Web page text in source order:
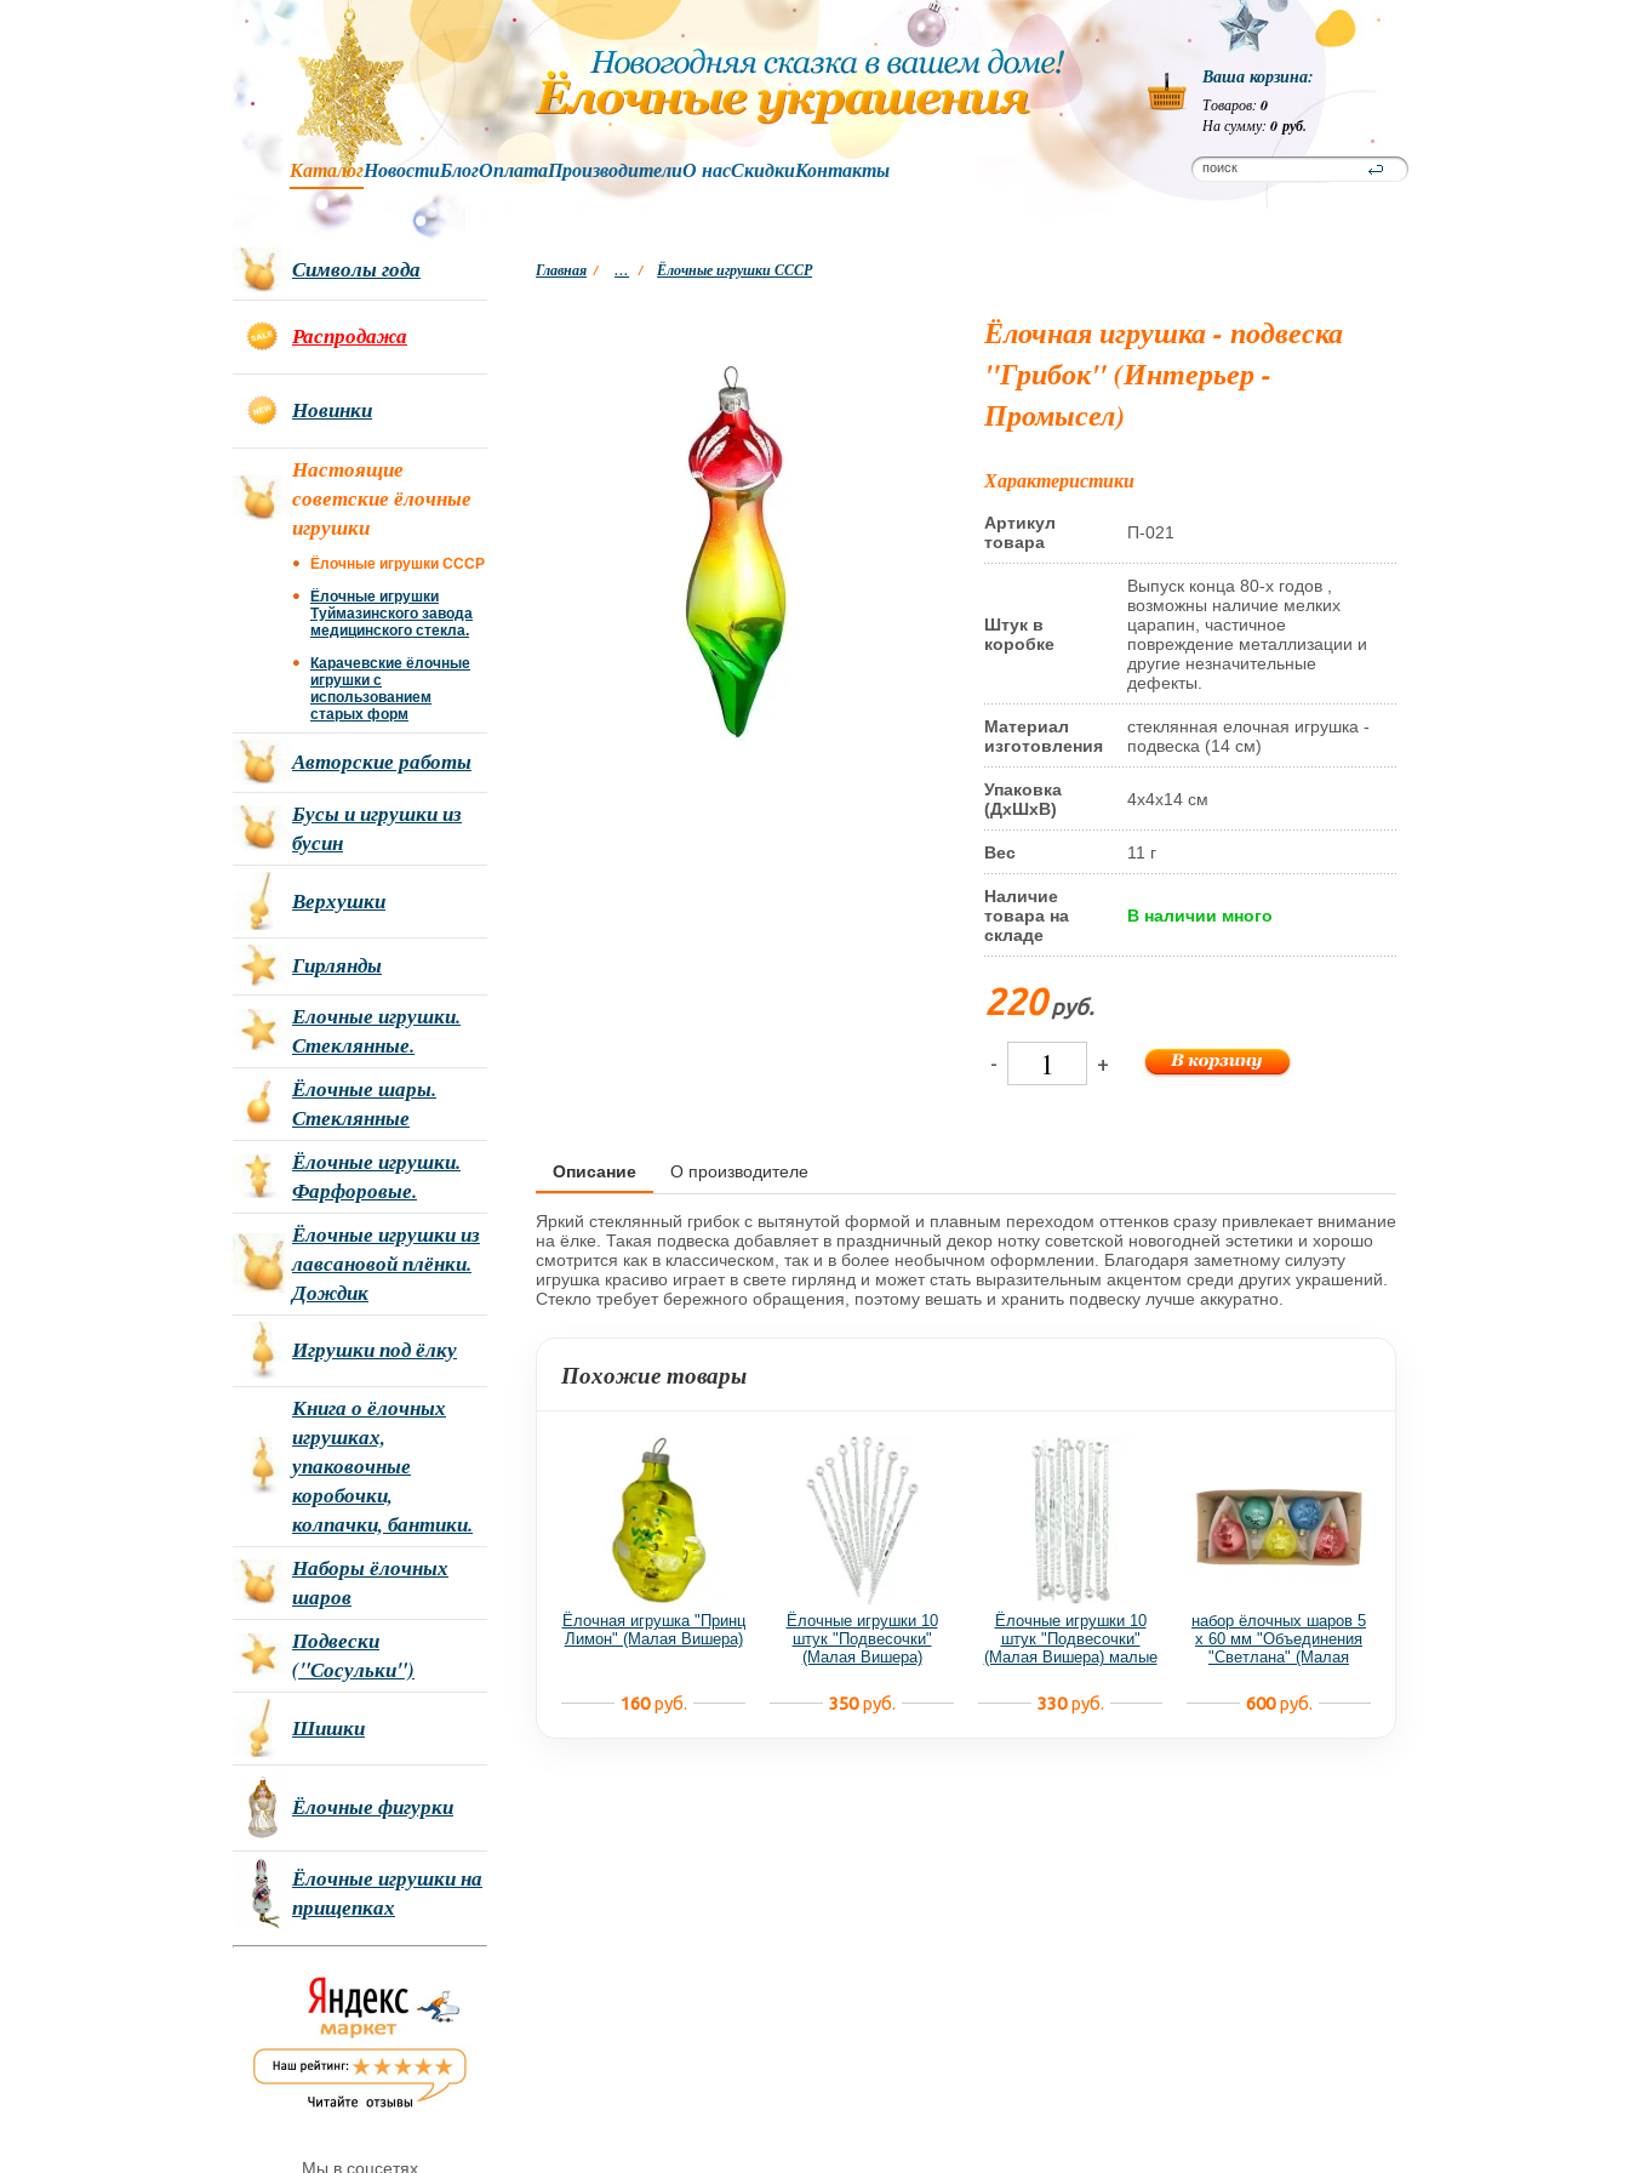
Ваша корзина:
Товаров: 0
На сумму: 0 руб.
КаталогНовостиБлогОплатаПроизводителиО насСкидкиКонтакты
Главная / … / Ёлочные игрушки СССР
Ёлочная игрушка - подвеска
"Грибок" (Интерьер -
Промысел)
Характеристики
Артикул
товара
П-021
Штук в
коробке
Выпуск конца 80-х годов ,
возможны наличие мелких
царапин, частичное
повреждение металлизации и
другие незначительные
дефекты.
Материал
изготовления
стеклянная елочная игрушка -
подвеска (14 см)
Упаковка
(ДxШxВ)
4x4x14 см
Вес 11 г
Наличие
товара на
складе
В наличии много
220руб.
- +
Описание О производителе
Яркий стеклянный грибок с вытянутой формой и плавным переходом оттенков сразу привлекает внимание
на ёлке. Такая подвеска добавляет в праздничный декор нотку советской новогодней эстетики и хорошо
смотрится как в классическом, так и в более необычном оформлении. Благодаря заметному силуэту
игрушка красиво играет в свете гирлянд и может стать выразительным акцентом среди других украшений.
Стекло требует бережного обращения, поэтому вешать и хранить подвеску лучше аккуратно.
Похожие товары
Ёлочная игрушка "Принц
Лимон" (Малая Вишера)
160руб.
Ёлочные игрушки 10
штук "Подвесочки"
(Малая Вишера)
350руб.
Ёлочные игрушки 10
штук "Подвесочки"
(Малая Вишера) малые
330руб.
набор ёлочных шаров 5
х 60 мм "Объединения
"Светлана" (Малая
600руб.
Символы года
Распродажа
Новинки
Настоящие
советские ёлочные
игрушки
Ёлочные игрушки СССР
Ёлочные игрушки
Туймазинского завода
медицинского стекла.
Карачевские ёлочные
игрушки с
использованием
старых форм
Авторские работы
Бусы и игрушки из
бусин
Верхушки
Гирлянды
Елочные игрушки.
Стеклянные.
Ёлочные шары.
Стеклянные
Ёлочные игрушки.
Фарфоровые.
Ёлочные игрушки из
лавсановой плёнки.
Дождик
Игрушки под ёлку
Книга о ёлочных
игрушках,
упаковочные
коробочки,
колпачки, бантики.
Наборы ёлочных
шаров
Подвески
("Сосульки")
Шишки
Ёлочные фигурки
Ёлочные игрушки на
прищепках
Мы в соцсетях